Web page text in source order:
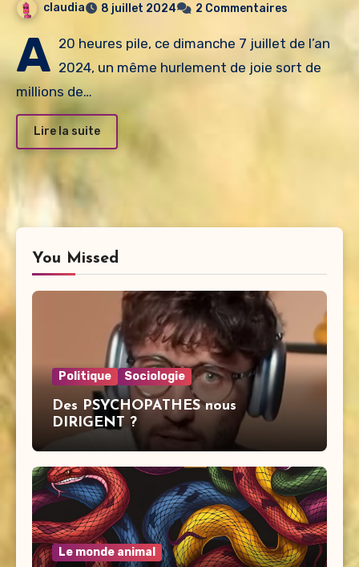
claudia 8 juillet 2024 2 Commentaires
A 20 heures pile, ce dimanche 7 juillet de l’an
2024, un même hurlement de joie sort de
millions de…
Lire la suite
You Missed
Politique Sociologie
Des PSYCHOPATHES nous
DIRIGENT ?
Le monde animal